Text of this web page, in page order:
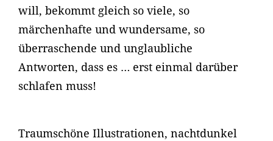
will, bekommt gleich so viele, so
märchenhafte und wundersame, so
überraschende und unglaubliche
Antworten, dass es … erst einmal darüber
schlafen muss!
Traumschöne Illustrationen, nachtdunkel